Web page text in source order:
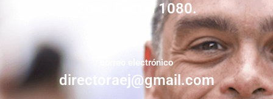
Zona Postal 1080.
correo electrónico
directoraej@gmail.com